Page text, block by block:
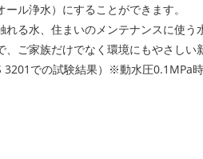
ル浄水）にすることができます。
る水、住まいのメンテナンスに使う
ご家族だけでなく環境にもやさしい
3201での試験結果）※動水圧0.1MPa時